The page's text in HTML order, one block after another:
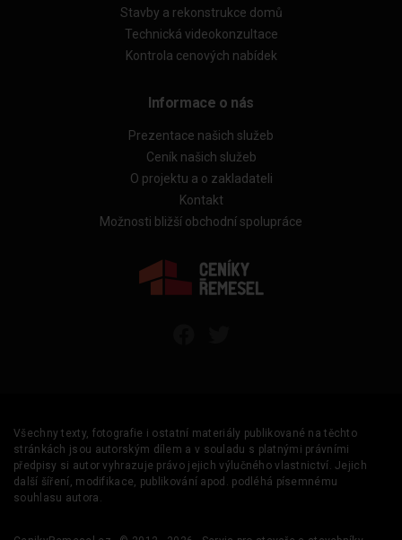
Stavby a rekonstrukce domů
Technická videokonzultace
Kontrola cenových nabídek
Informace o nás
Prezentace našich služeb
Ceník našich služeb
O projektu a o zakladateli
Kontakt
Možnosti bližší obchodní spolupráce
Všechny texty, fotografie i ostatní materiály publikované na těchto
stránkách jsou autorským dílem a v souladu s platnými právními
předpisy si autor vyhrazuje právo jejich výlučného vlastnictví. Jejich
další šíření, modifikace, publikování apod. podléhá písemnému
souhlasu autora.